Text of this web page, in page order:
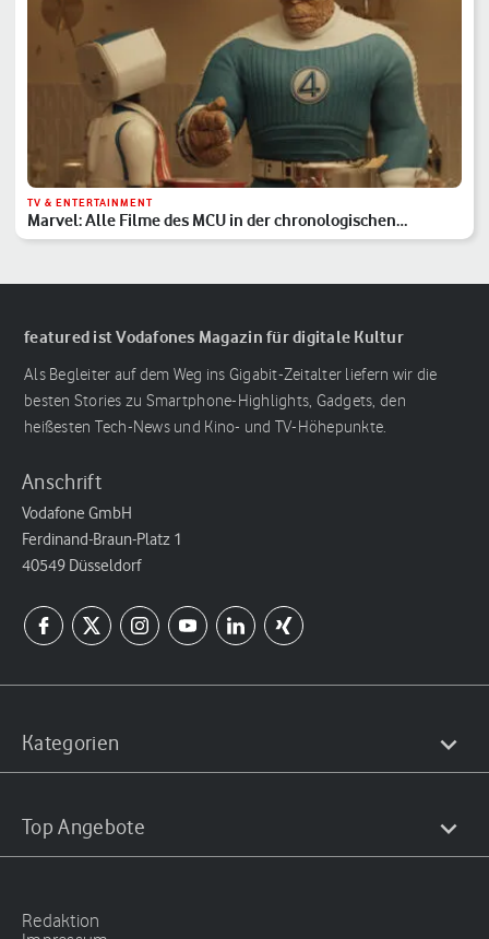
TV & ENTERTAINMENT
Marvel: Alle Filme des MCU in der chronologischen
Reihenfolge
featured ist Vodafones Magazin für digitale Kultur
Als Begleiter auf dem Weg ins Gigabit-Zeitalter liefern wir die
besten Stories zu Smartphone-Highlights, Gadgets, den
heißesten Tech-News und Kino- und TV-Höhepunkte.
Anschrift
Vodafone GmbH
Ferdinand-Braun-Platz 1
40549 Düsseldorf
Kategorien
Top Angebote
Redaktion